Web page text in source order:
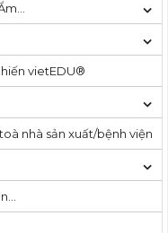
vietEDU®
nhà sản xuất/bệnh viện